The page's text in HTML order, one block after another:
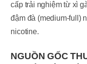
cấp trải nghiệm từ xì
đậm đà (medium-full)
nicotine.
NGUỒN GỐC